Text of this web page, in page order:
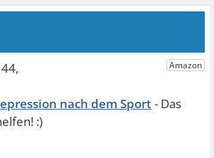
nach dem Sport